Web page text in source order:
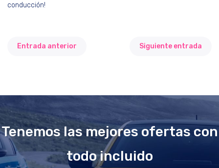
conducción!
Entrada anterior Siguiente entrada
Tenemos las mejores ofertas con
todo incluido